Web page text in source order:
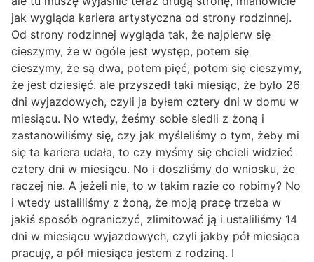
jak wygląda kariera artystyczna od strony rodzinnej.
Od strony rodzinnej wygląda tak, że najpierw się
cieszymy, że w ogóle jest występ, potem się
cieszymy, że są dwa, potem pięć, potem się cieszymy,
że jest dziesięć. ale przyszedł taki miesiąc, że było 26
dni wyjazdowych, czyli ja byłem cztery dni w domu w
miesiącu. No wtedy, żeśmy sobie siedli z żoną i
zastanowiliśmy się, czy jak myśleliśmy o tym, żeby mi
się ta kariera udała, to czy myśmy się chcieli widzieć
cztery dni w miesiącu. No i doszliśmy do wniosku, że
raczej nie. A jeżeli nie, to w takim razie co robimy? No
i wtedy ustaliliśmy z żoną, że moją pracę trzeba w
jakiś sposób ograniczyć, zlimitować ją i ustaliliśmy 14
dni w miesiącu wyjazdowych, czyli jakby pół miesiąca
pracuję, a pół miesiąca jestem z rodziną. I